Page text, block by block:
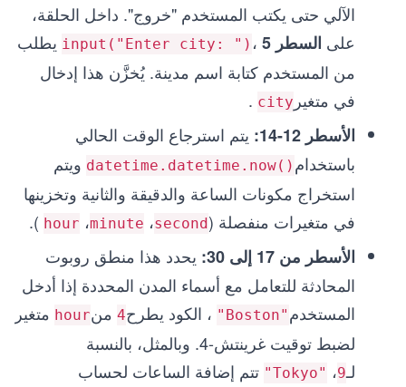
الآلي حتى يكتب المستخدم "خروج". داخل الحلقة،
على السطر 5 ، input("Enter city: ") يطلب
من المستخدم كتابة اسم مدينة. يُخزَّن هذا إدخال
في متغير city
.
الأسطر 12-14:
يتم استرجاع الوقت الحالي
باستخدام datetime.datetime.now() ويتم
استخراج مكونات الساعة والدقيقة والثانية وتخزينها
في متغيرات منفصلة (
hour ،minute ،second
).
الأسطر من 17 إلى 30:
يحدد هذا منطق روبوت
المحادثة للتعامل مع أسماء المدن المحددة إذا أدخل
المستخدم "Boston" ، الكود يطرح4 منhour متغير
لضبط توقيت غرينتش-4. وبالمثل، بالنسبة
لـ
"Tokyo" ،9
تتم إضافة الساعات لحساب